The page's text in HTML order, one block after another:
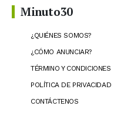
Minuto30
¿QUIÉNES SOMOS?
¿CÓMO ANUNCIAR?
TÉRMINO Y CONDICIONES
POLÍTICA DE PRIVACIDAD
CONTÁCTENOS